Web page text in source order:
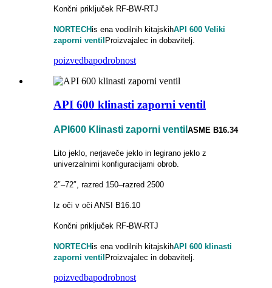
Končni priključek RF-BW-RTJ
NORTECHis ena vodilnih kitajskihAPI 600 Veliki
zaporni ventil Proizvajalec in dobavitelj.
poizvedbapodrobnost
API 600 klinasti zaporni ventil
API600 Klinasti zaporni ventil ASME B16.34
Lito jeklo, nerjaveče jeklo in legirano jeklo z
univerzalnimi konfiguracijami obrob.
2″–72″, razred 150–razred 2500
Iz oči v oči ANSI B16.10
Končni priključek RF-BW-RTJ
NORTECHis ena vodilnih kitajskihAPI 600 klinasti
zaporni ventil Proizvajalec in dobavitelj.
poizvedbapodrobnost